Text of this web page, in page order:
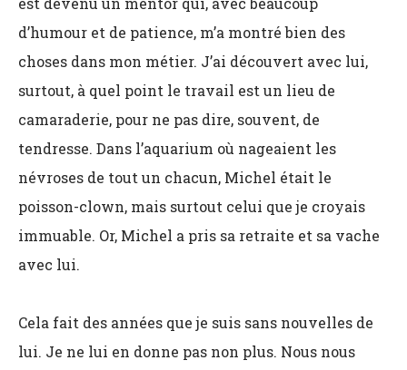
d’humour et de patience, m’a montré bien des
choses dans mon métier. J’ai découvert avec lui,
surtout, à quel point le travail est un lieu de
camaraderie, pour ne pas dire, souvent, de
tendresse. Dans l’aquarium où nageaient les
névroses de tout un chacun, Michel était le
poisson-clown, mais surtout celui que je croyais
immuable. Or, Michel a pris sa retraite et sa vache
avec lui.
Cela fait des années que je suis sans nouvelles de
lui. Je ne lui en donne pas non plus. Nous nous